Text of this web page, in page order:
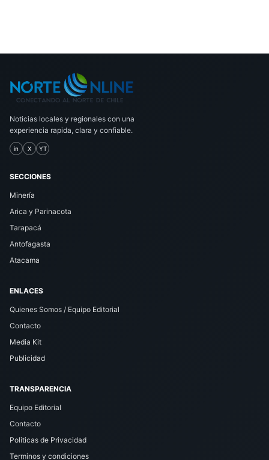
Noticias locales y regionales con una
experiencia rapida, clara y confiable.
in X YT
SECCIONES
Minería
Arica y Parinacota
Tarapacá
Antofagasta
Atacama
ENLACES
Quienes Somos / Equipo Editorial
Contacto
Media Kit
Publicidad
TRANSPARENCIA
Equipo Editorial
Contacto
Politicas de Privacidad
Terminos y condiciones